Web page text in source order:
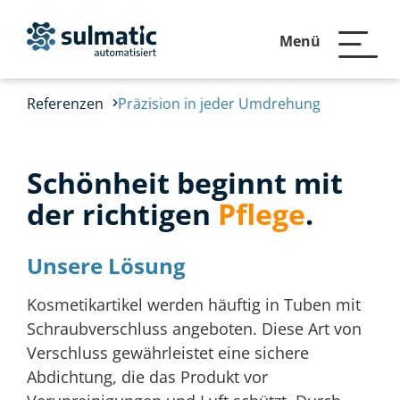
Menü
Referenzen Präzision in jeder Umdrehung
Schönheit beginnt mit
der richtigenPflege.
Unsere Lösung
Kosmetikartikel werden häuftig in Tuben mit
Schraubverschluss angeboten. Diese Art von
Verschluss gewährleistet eine sichere
Abdichtung, die das Produkt vor